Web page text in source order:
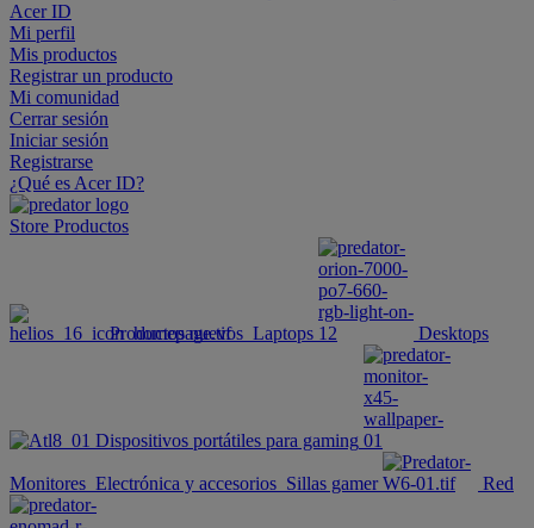
Acer ID
Mi perfil
Mis productos
Registrar un producto
Mi comunidad
Cerrar sesión
Iniciar sesión
Registrarse
¿Qué es Acer ID?
Store Productos
Productos nuevos Laptops Desktops
Dispositivos portátiles para gaming
Monitores Electrónica y accesorios Sillas gamer Red